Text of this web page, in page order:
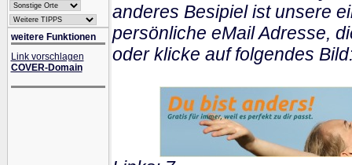
weitere Funktionen
Link vorschlagen
COVER-Domain
anderes Besipiel ist unsere
persönliche eMail Adresse,
oder klicke auf folgendes